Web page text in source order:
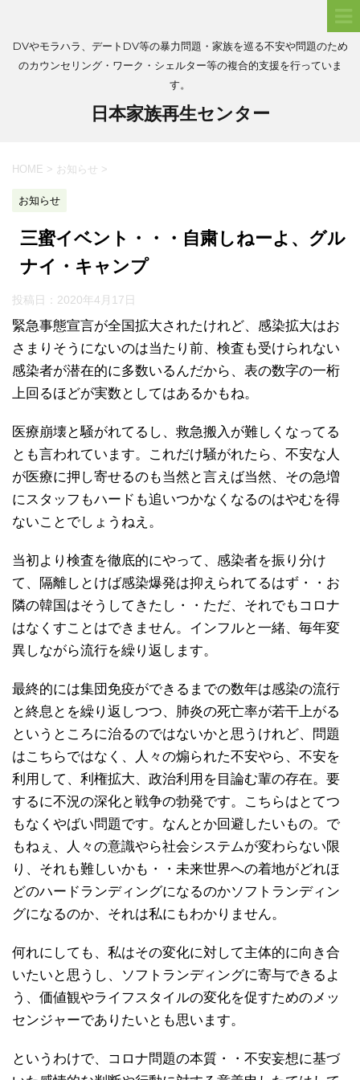
DVやモラハラ、デートDV等の暴力問題・家族を巡る不安や問題のため
のカウンセリング・ワーク・シェルター等の複合的支援を行っていま
す。
日本家族再生センター
HOME > お知らせ >
お知らせ
三蜜イベント・・・自粛しねーよ、グル
ナイ・キャンプ
投稿日： 2020年4月17日
緊急事態宣言が全国拡大されたけれど、感染拡大はお
さまりそうにないのは当たり前、検査も受けられない
感染者が潜在的に多数いるんだから、表の数字の一桁
上回るほどが実数としてはあるかもね。
医療崩壊と騒がれてるし、救急搬入が難しくなってる
とも言われています。これだけ騒がれたら、不安な人
が医療に押し寄せるのも当然と言えば当然、その急増
にスタッフもハードも追いつかなくなるのはやむを得
ないことでしょうねえ。
当初より検査を徹底的にやって、感染者を振り分け
て、隔離しとけば感染爆発は抑えられてるはず・・お
隣の韓国はそうしてきたし・・ただ、それでもコロナ
はなくすことはできません。インフルと一緒、毎年変
異しながら流行を繰り返します。
最終的には集団免疫ができるまでの数年は感染の流行
と終息とを繰り返しつつ、肺炎の死亡率が若干上がる
というところに治るのではないかと思うけれど、問題
はこちらではなく、人々の煽られた不安やら、不安を
利用して、利権拡大、政治利用を目論む輩の存在。要
するに不況の深化と戦争の勃発です。こちらはとてつ
もなくやばい問題です。なんとか回避したいもの。で
もねぇ、人々の意識やら社会システムが変わらない限
り、それも難しいかも・・未来世界への着地がどれほ
どのハードランディングになるのかソフトランディン
グになるのか、それは私にもわかりません。
何れにしても、私はその変化に対して主体的に向き合
いたいと思うし、ソフトランディングに寄与できるよ
う、価値観やライフスタイルの変化を促すためのメッ
センジャーでありたいとも思います。
というわけで、コロナ問題の本質・・不安妄想に基づ